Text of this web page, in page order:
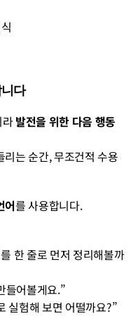
다
라 발전을 위한 다음 행동
는 순간, 무조건적 수용
어를 사용합니다.
들어볼게요.”
실험해 보면 어떨까요?”